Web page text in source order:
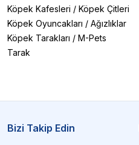
Köpek Kafesleri / Köpek Çitleri
Köpek Oyuncakları / Ağızlıklar
Köpek Tarakları / M-Pets
Tarak
Bizi Takip Edin